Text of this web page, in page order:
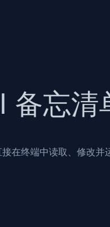
备忘清
在终端中读取、修改并